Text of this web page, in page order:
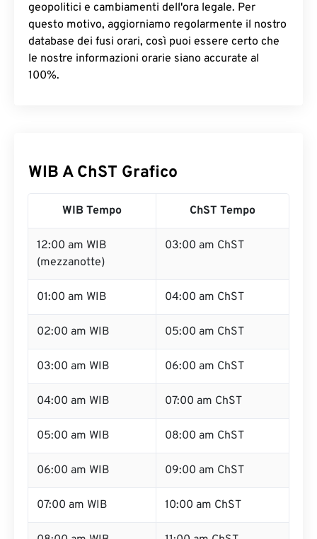
geopolitici e cambiamenti dell'ora legale. Per
questo motivo, aggiorniamo regolarmente il nostro
database dei fusi orari, così puoi essere certo che
le nostre informazioni orarie siano accurate al
100%.
WIB A ChST Grafico
WIB Tempo ChST Tempo
12:00 am WIB
(mezzanotte)
03:00 am ChST
01:00 am WIB 04:00 am ChST
02:00 am WIB 05:00 am ChST
03:00 am WIB 06:00 am ChST
04:00 am WIB 07:00 am ChST
05:00 am WIB 08:00 am ChST
06:00 am WIB 09:00 am ChST
07:00 am WIB 10:00 am ChST